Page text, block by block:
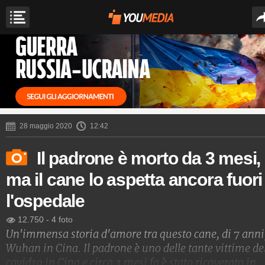
28 maggio 2020 12:42
Il padrone è morto da 3 mesi,
ma il cane lo aspetta ancora fuori
l'ospedale
12.750 - 4 foto
Un'immensa storia d'amore tra questo cane, di 7
Wuhan in Cina. Il padrone è uno delle tante vittime
covid19 in Cina e circa 3 mesi fa è stato ricoverato in